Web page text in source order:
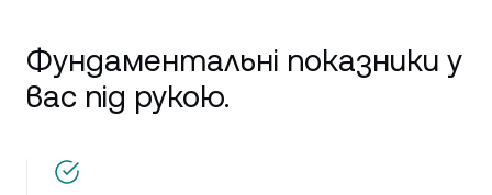
Фундаментальні показники у
вас під рукою.